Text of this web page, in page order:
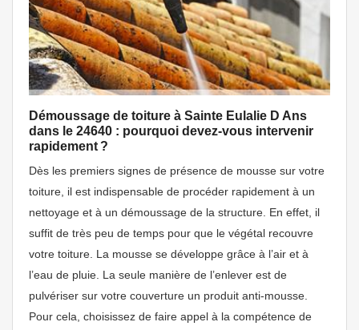
Démoussage de toiture à Sainte Eulalie D Ans
dans le 24640 : pourquoi devez-vous intervenir
rapidement ?
Dès les premiers signes de présence de mousse sur votre
toiture, il est indispensable de procéder rapidement à un
nettoyage et à un démoussage de la structure. En effet, il
suffit de très peu de temps pour que le végétal recouvre
votre toiture. La mousse se développe grâce à l’air et à
l’eau de pluie. La seule manière de l’enlever est de
pulvériser sur votre couverture un produit anti-mousse.
Pour cela, choisissez de faire appel à la compétence de